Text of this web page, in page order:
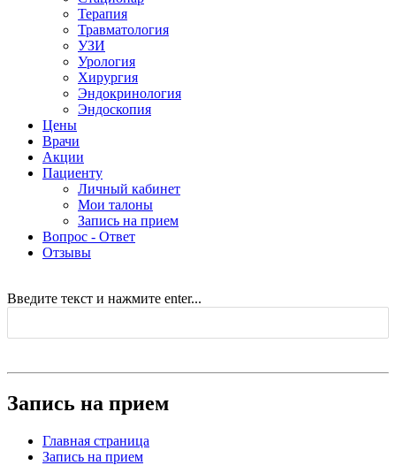
Терапия
Травматология
УЗИ
Урология
Хирургия
Эндокринология
Эндоскопия
Цены
Врачи
Акции
Пациенту
Личный кабинет
Мои талоны
Запись на прием
Вопрос - Ответ
Отзывы
Введите текст и нажмите enter...
Запись на прием
Главная страница
Запись на прием